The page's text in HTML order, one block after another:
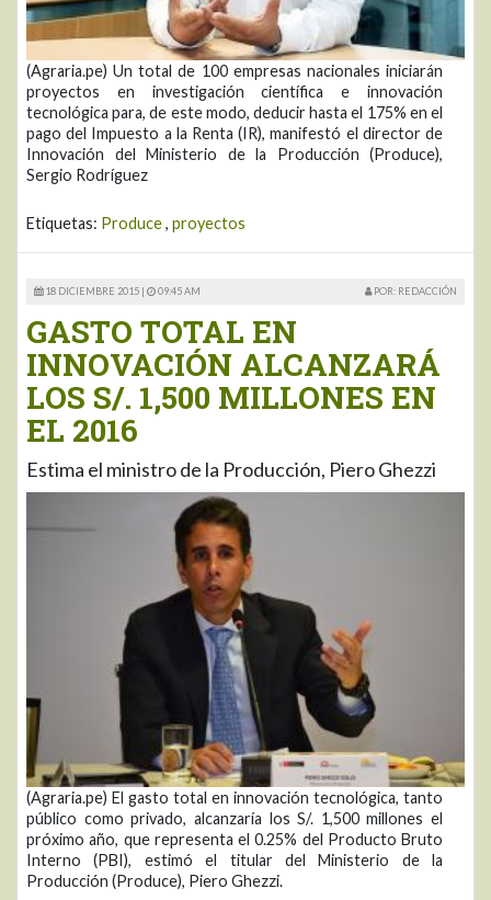
(Agraria.pe) Un total de 100 empresas nacionales iniciarán
proyectos en investigación científica e innovación
tecnológica para, de este modo, deducir hasta el 175% en el
pago del Impuesto a la Renta (IR), manifestó el director de
Innovación del Ministerio de la Producción (Produce),
Sergio Rodríguez
Etiquetas: Produce, proyectos
18 DICIEMBRE 2015 | 09:45 AM POR: REDACCIÓN
GASTO TOTAL EN
INNOVACIÓN ALCANZARÁ
LOS S/. 1,500 MILLONES EN
EL 2016
Estima el ministro de la Producción, Piero Ghezzi
(Agraria.pe) El gasto total en innovación tecnológica, tanto
público como privado, alcanzaría los S/. 1,500 millones el
próximo año, que representa el 0.25% del Producto Bruto
Interno (PBI), estimó el titular del Ministerio de la
Producción (Produce), Piero Ghezzi.